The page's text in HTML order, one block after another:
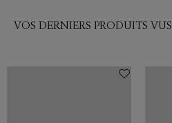
VOS DERNIERS PRODUITS VUS